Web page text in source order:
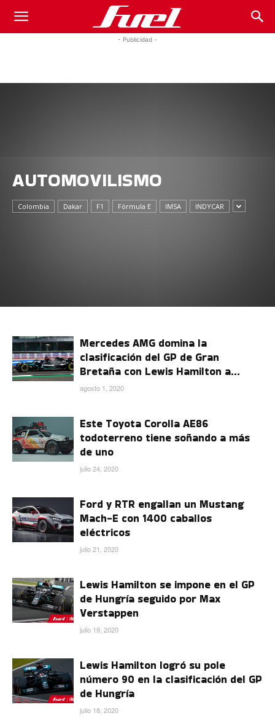
Fuel
- Publicidad -
AUTOMOVILISMO
Colombia Dakar F1 Fórmula E IMSA INDYCAR
Mercedes AMG domina la
clasificación del GP de Gran
Bretaña con Lewis Hamilton a...
agosto 1, 2020
Este Toyota Corolla AE86
todoterreno tiene soñando a más
de uno
julio 24, 2020
Ford y RTR engallan un Mustang
Mach-E con 1400 caballos
eléctricos
julio 21, 2020
Lewis Hamilton se impone en el GP
de Hungría seguido por Max
Verstappen
julio 19, 2020
Lewis Hamilton logró su pole
número 90 en la clasificación del GP
de Hungría
julio 18, 2020